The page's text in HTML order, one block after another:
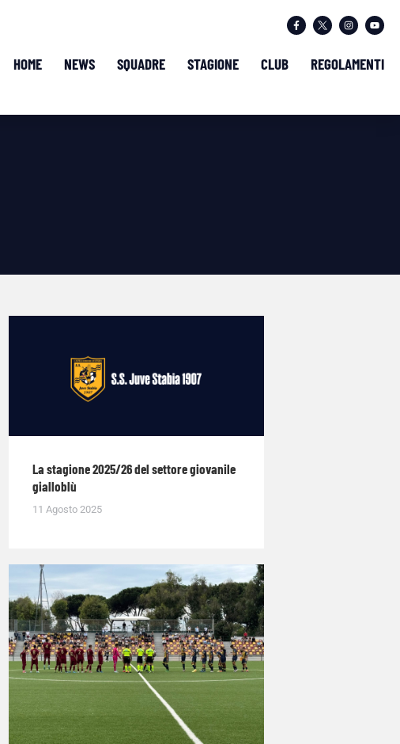
HOME NEWS SQUADRE STAGIONE CLUB REGOLAMENTI
La stagione 2025/26 del settore giovanile
gialloblù
11 Agosto 2025